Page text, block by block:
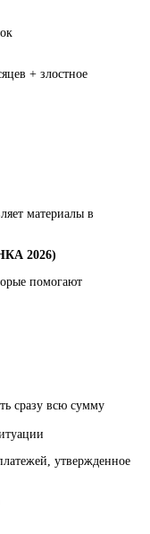
+ злостное
материалы в
2026)
помогают
сразу всю сумму
утвержденное